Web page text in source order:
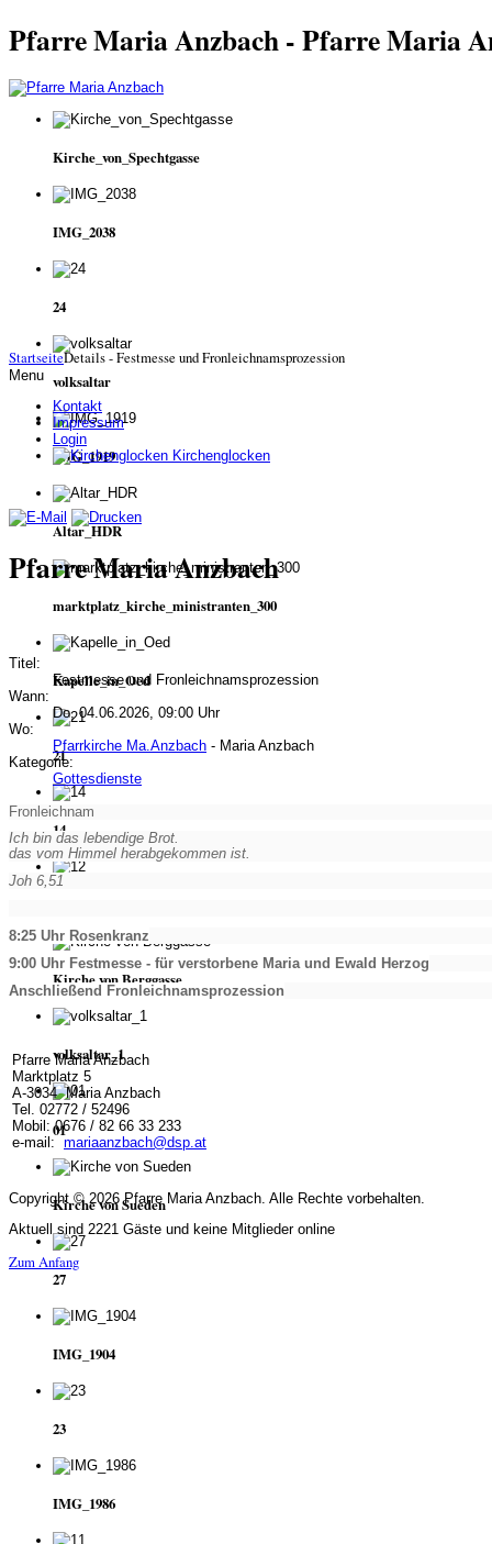
Pfarre Maria Anzbach - Pfarre Maria
Kirche_von_Spechtgasse
IMG_2038
24
volksaltar
IMG_1919
Altar_HDR
marktplatz_kirche_ministranten_300
Kapelle_in_Oed
21
14
Kirche von Berggasse
volksaltar_1
01
Kirche von Sueden
27
IMG_1904
23
IMG_1986
StartseiteDetails - Festmesse und Fronleichnamsprozession
Menu
Kontakt
Impressum
Login
Kirchenglocken
Pfarre Maria Anzbach
Titel:
Festmesse und Fronleichnamsprozession
Wann:
Do, 04.06.2026, 09:00 Uhr
Wo:
Pfarrkirche Ma.Anzbach - Maria Anzbach
Kategorie:
Gottesdienste
Fronleichnam
Ich bin das lebendige Brot.
das vom Himmel herabgekommen ist.
Joh 6,51
8:25 Uhr Rosenkranz
9:00 Uhr Festmesse - für verstorbene Maria und Ewald Herzog
Anschließend Fronleichnamsprozession
Pfarre Maria Anzbach
Marktplatz 5
A-3034 Maria Anzbach
Tel. 02772 / 52496
Mobil: 0676 / 82 66 33 233
e-mail: mariaanzbach@dsp.at
Copyright © 2026 Pfarre Maria Anzbach. Alle Rechte vorbehalten.
Aktuell sind 2221 Gäste und keine Mitglieder online
Zum Anfang